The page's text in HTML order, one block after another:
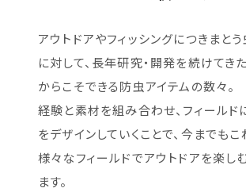
アウトドアやフィッシングにつきまと
に対して、長年研究・開発を続けて
からこそできる防虫アイテムの数々。
経験と素材を組み合わせ、フィールド
をデザインしていくことで、今までもこ
様々なフィールドでアウトドアを楽し
ます。